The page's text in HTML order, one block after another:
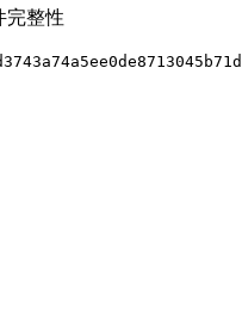
完整性